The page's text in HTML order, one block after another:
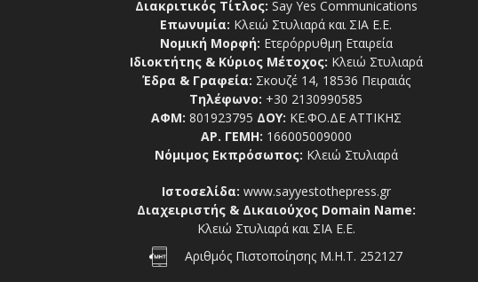
Διακριτικός Τίτλος: Say Yes Communications
Επωνυμία: Κλειώ Στυλιαρά και ΣΙΑ Ε.Ε.
Νομική Μορφή: Ετερόρρυθμη Εταιρεία
Ιδιοκτήτης & Κύριος Μέτοχος: Κλειώ Στυλιαρά
Έδρα & Γραφεία: Σκουζέ 14, 18536 Πειραιάς
Τηλέφωνο: +30 2130990585
ΑΦΜ: 801923795 ΔΟΥ: ΚΕ.ΦΟ.ΔΕ ΑΤΤΙΚΗΣ
ΑΡ. ΓΕΜΗ: 166005009000
Νόμιμος Εκπρόσωπος: Κλειώ Στυλιαρά
Ιστοσελίδα: www.sayyestothepress.gr
Διαχειριστής & Δικαιούχος Domain Name:
Κλειώ Στυλιαρά και ΣΙΑ Ε.Ε.
Αριθμός Πιστοποίησης Μ.Η.Τ. 252127